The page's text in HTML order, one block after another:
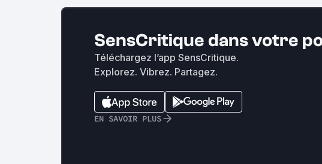
SensCritique dans votre
Téléchargez l’app SensCritique.
Explorez. Vibrez. Partagez.
EN SAVOIR PLUS